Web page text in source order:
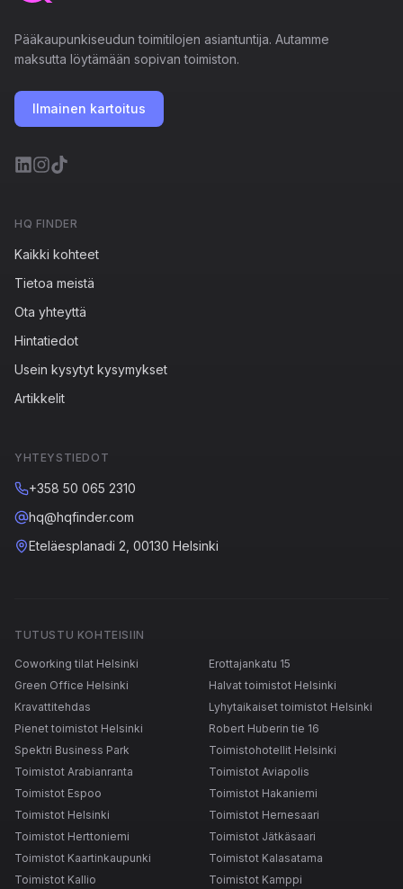
Pääkaupunkiseudun toimitilojen asiantuntija. Autamme
maksutta löytämään sopivan toimiston.
Ilmainen kartoitus
HQ FINDER
Kaikki kohteet
Tietoa meistä
Ota yhteyttä
Hintatiedot
Usein kysytyt kysymykset
Artikkelit
YHTEYSTIEDOT
+358 50 065 2310
hq@hqfinder.com
Eteläesplanadi 2, 00130 Helsinki
TUTUSTU KOHTEISIIN
Coworking tilat Helsinki
Erottajankatu 15
Green Office Helsinki
Halvat toimistot Helsinki
Kravattitehdas
Lyhytaikaiset toimistot Helsinki
Pienet toimistot Helsinki
Robert Huberin tie 16
Spektri Business Park
Toimistohotellit Helsinki
Toimistot Arabianranta
Toimistot Aviapolis
Toimistot Espoo
Toimistot Hakaniemi
Toimistot Helsinki
Toimistot Hernesaari
Toimistot Herttoniemi
Toimistot Jätkäsaari
Toimistot Kaartinkaupunki
Toimistot Kalasatama
Toimistot Kallio
Toimistot Kamppi